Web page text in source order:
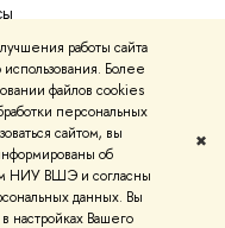
работы сайта
Более
файлов cookies
персональных
сайтом, вы
об
НИУ ВШЭ и согласны
данных. Вы
настройках Вашего
✖
Условия
Редактору